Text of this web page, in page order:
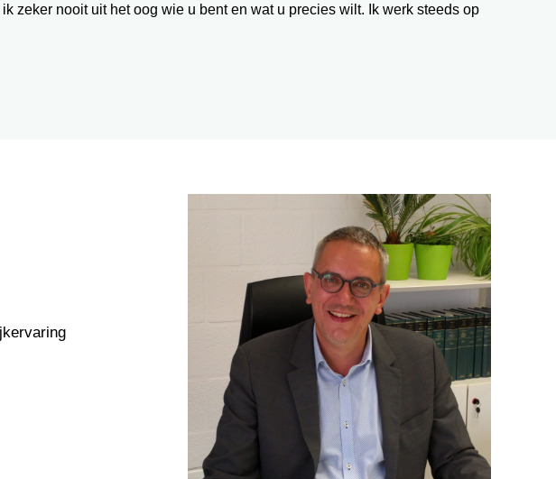
zeker nooit uit het oog wie u bent en wat u precies wilt. Ik werk steeds op